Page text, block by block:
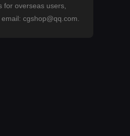
for overseas users,
cgshop@qq.com.